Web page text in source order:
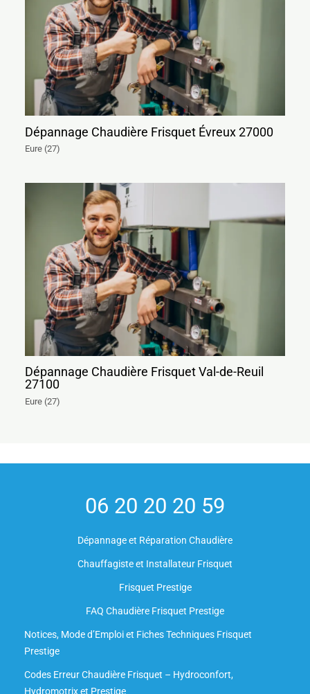
Dépannage Chaudière Frisquet Évreux 27000
Eure (27)
Dépannage Chaudière Frisquet Val-de-Reuil
27100
Eure (27)
06 20 20 20 59
Dépannage et Réparation Chaudière
Chauffagiste et Installateur Frisquet
Frisquet Prestige
FAQ Chaudière Frisquet Prestige
Notices, Mode d’Emploi et Fiches Techniques Frisquet
Prestige
Codes Erreur Chaudière Frisquet – Hydroconfort,
Hydromotrix et Prestige